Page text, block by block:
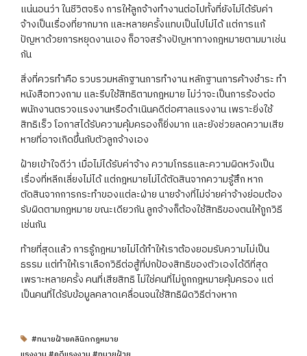
แน่นอนว่า ในชีวิตจริง การให้ลูกจ้างทำงานต่อไปทั้งที่ยังไม่ได้รับค่า
จ้างเป็นเรื่องที่ยากมาก และหลายครั้งแทบเป็นไปไม่ได้ แต่การแก้
ปัญหาด้วยการหยุดงานเอง ก็อาจสร้างปัญหาทางกฎหมายตามมาเช่น
กัน
สิ่งที่ควรทำคือ รวบรวมหลักฐานการทำงาน หลักฐานการค้างชำระ ทำ
หนังสือทวงถาม และรีบใช้สิทธิตามกฎหมาย ไม่ว่าจะเป็นการร้องต่อ
พนักงานตรวจแรงงานหรือดำเนินคดีต่อศาลแรงงาน เพราะยิ่งใช้
สิทธิเร็ว โอกาสได้รับความคุ้มครองก็ยิ่งมาก และยังช่วยลดความเสีย
หายที่อาจเกิดขึ้นกับตัวลูกจ้างเอง
ฝ้ายเข้าใจดีว่า เมื่อไม่ได้รับค่าจ้าง ความโกรธและความผิดหวังเป็น
เรื่องที่หลีกเลี่ยงไม่ได้ แต่กฎหมายไม่ได้ตัดสินจากความรู้สึก หาก
ตัดสินจากการกระทำของแต่ละฝ่าย นายจ้างที่ไม่จ่ายค่าจ้างย่อมต้อง
รับผิดตามกฎหมาย ขณะเดียวกัน ลูกจ้างก็ต้องใช้สิทธิของตนให้ถูกวิธี
เช่นกัน
ท้ายที่สุดแล้ว การรู้กฎหมายไม่ได้ทำให้เราต้องยอมรับความไม่เป็น
ธรรม แต่ทำให้เราเลือกวิธีต่อสู้ที่ปกป้องสิทธิของตัวเองได้ดีที่สุด
เพราะหลายครั้ง คนที่เสียสิทธิ ไม่ใช่คนที่ไม่ถูกกฎหมายคุ้มครอง แต่
เป็นคนที่ได้รับข้อมูลคลาดเคลื่อนจนใช้สิทธิผิดวิธีต่างหาก
#ทนายฝ้ายคลินิกกฎหมาย